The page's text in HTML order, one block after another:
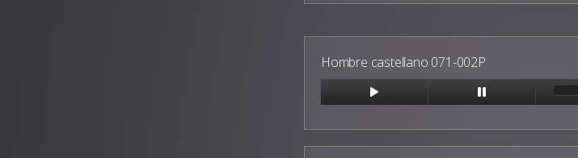
Hombre castellano 071-002P